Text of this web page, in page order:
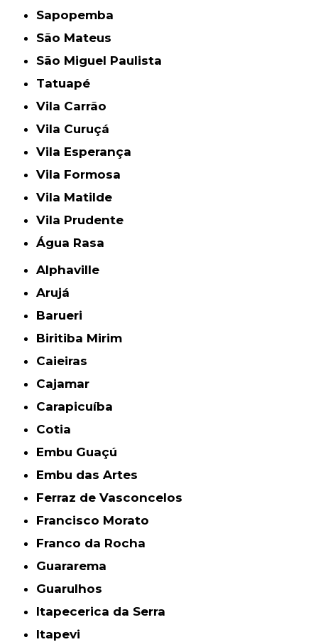
Sapopemba
São Mateus
São Miguel Paulista
Tatuapé
Vila Carrão
Vila Curuçá
Vila Esperança
Vila Formosa
Vila Matilde
Vila Prudente
Água Rasa
Alphaville
Arujá
Barueri
Biritiba Mirim
Caieiras
Cajamar
Carapicuíba
Cotia
Embu Guaçú
Embu das Artes
Ferraz de Vasconcelos
Francisco Morato
Franco da Rocha
Guararema
Guarulhos
Itapecerica da Serra
Itapevi